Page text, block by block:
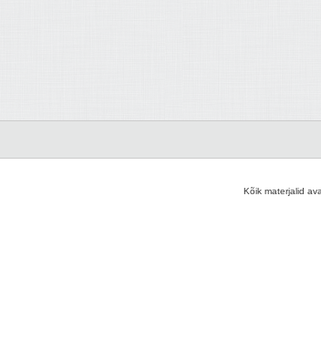
Kõik materjalid